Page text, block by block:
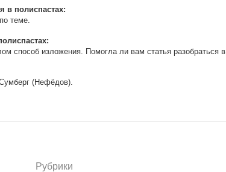
в полиспастах:
теме.
способ изложения. Помогла ли вам статья разобраться в
(Нефёдов).
Рубрики